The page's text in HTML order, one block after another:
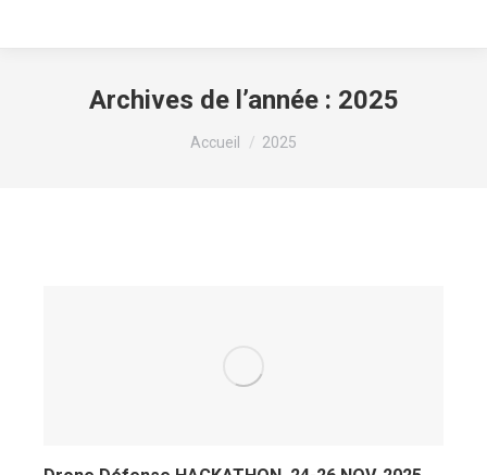
Archives de l’année : 2025
Vous êtes ici :
Accueil 2025